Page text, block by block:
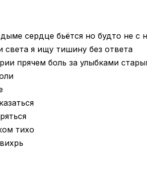
сердце бьётся но будто не с
я ищу тишину без ответа
прячем боль за улыбками
тихо